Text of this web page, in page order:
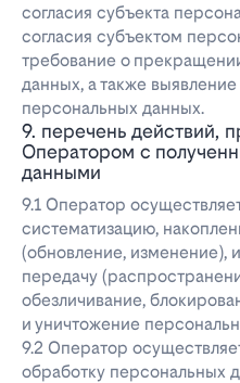
согласия субъекта
согласия субъектом
требование о
данных, а также
персональных данных.
9. перечень действий,
Оператором с
данными
9.1 Оператор
систематизацию,
(обновление, изменение),
передачу
обезличивание,
и уничтожение
9.2 Оператор
обработку персональных